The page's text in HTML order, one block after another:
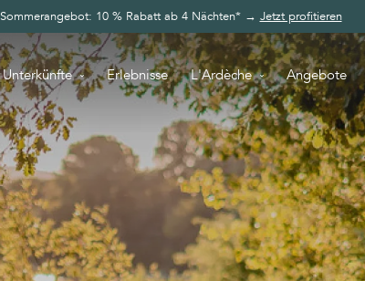
Sommerangebot: 10 % Rabatt ab 4 Nächten* → Jetzt profitieren
Unterkünfte Erlebnisse L'Ardèche Angebote